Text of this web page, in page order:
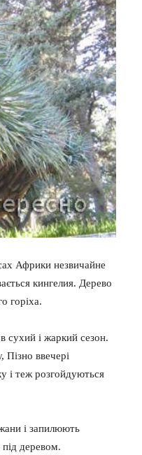
Африки незвичайне
кингелия. Дерево
горіха.
сухий і жаркий сезон.
Пізно ввечері
і теж розгойдуються
і запилюють
деревом.